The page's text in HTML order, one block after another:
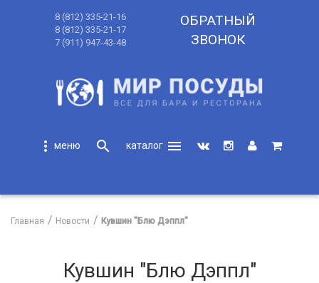
8 (812) 335-21-16
8 (812) 335-21-17
7 (911) 947-43-48
ОБРАТНЫЙ
ЗВОНОК
more_vert search
menu
Главная Новости Кувшин "Блю Дэппл"
Кувшин "Блю Дэппл"